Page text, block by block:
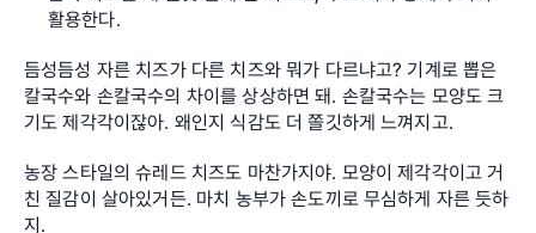
활용한다.
듬성듬성 자른 치즈가 다른 치즈와 뭐가 다르냐고? 기계로 뽑은
칼국수와 손칼국수의 차이를 상상하면 돼. 손칼국수는 모양도 크
기도 제각각이잖아. 왜인지 식감도 더 쫄깃하게 느껴지고.
농장 스타일의 슈레드 치즈도 마찬가지야. 모양이 제각각이고 거
친 질감이 살아있거든. 마치 농부가 손도끼로 무심하게 자른 듯하
지.